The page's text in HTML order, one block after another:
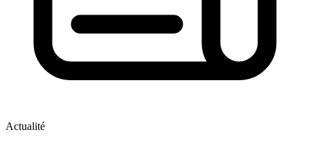
Actualité